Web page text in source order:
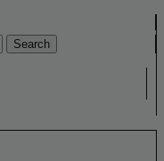
Search